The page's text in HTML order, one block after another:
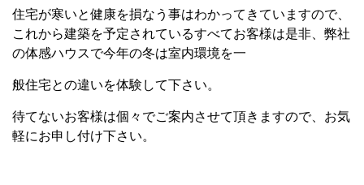
住宅が寒いと健康を損なう事はわかってきていますので、
これから建築を予定されているすべてお客様は是非、弊社
の体感ハウスで今年の冬は室内環境を一
般住宅との違いを体験して下さい。
待てないお客様は個々でご案内させて頂きますので、お気
軽にお申し付け下さい。